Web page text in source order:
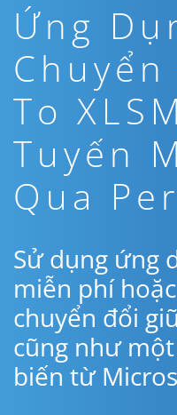
Ứng
To
Tuyến
Qua
Sử dụng ứng
miễn phí
chuyển đổi
cũng như
biến từ